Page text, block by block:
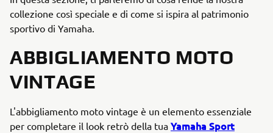
collezione così speciale e di come si ispira al patrimonio
sportivo di Yamaha.
ABBIGLIAMENTO MOTO
VINTAGE
L'abbigliamento moto vintage è un elemento essenziale
per completare il look retrò della tua Yamaha Sport